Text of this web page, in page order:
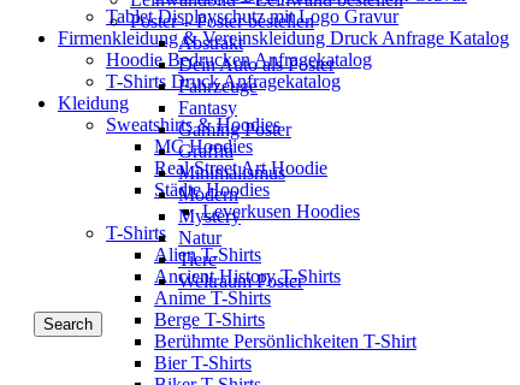
Poster – Poster bestellen
Abstrakt
Dein Auto als Poster
Fahrzeuge
Fantasy
Gaming Poster
Graffiti
Minimalismus
Modern
Mystery
Natur
Tiere
Weltraum Poster
Search
Tablet Displayschutz mit Logo Gravur
Firmenkleidung & Vereinskleidung Druck Anfrage Katalog
Hoodie Bedrucken Anfragekatalog
T-Shirts Druck Anfragekatalog
Kleidung
Sweatshirts & Hoodies
MC Hoodies
Real Street Art Hoodie
Städte Hoodies
Leverkusen Hoodies
T-Shirts
Alien T-Shirts
Ancient History T-Shirts
Anime T-Shirts
Berge T-Shirts
Berühmte Persönlichkeiten T-Shirt
Bier T-Shirts